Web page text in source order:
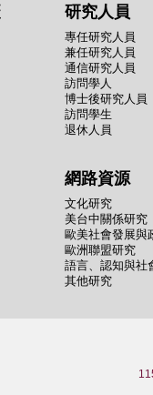
研究人員
專任研究人員
兼任研究人員
通信研究人員
訪問學人
博士後研究人員
訪問學生
退休人員
網路資源
文化研究
美台中關係研究
歐美社會發展與
歐洲聯盟研究
語言、認知與社
其他研究